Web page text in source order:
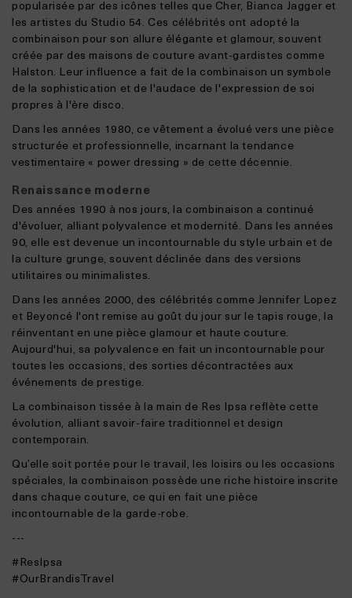
popularisée par des icônes telles que Cher, Bianca Jagger et
les artistes du Studio 54. Ces célébrités ont adopté la
combinaison pour son allure élégante et glamour, souvent
créée par des maisons de couture avant-gardistes comme
Halston. Leur influence a fait de la combinaison un symbole
de la sophistication et de l'audace de l'expression de soi
propres à l'ère disco.
Dans
les années 1980, ce vêtement a évolué vers une pièce
structurée et professionnelle, incarnant la tendance
vestimentaire « power dressing » de cette décennie.
Renaissance moderne
Des années 1990 à nos jours, la combinaison a continué
d'évoluer, alliant polyvalence et modernité. Dans les années
90, elle est devenue un incontournable du style urbain et de
la culture grunge, souvent déclinée dans des versions
utilitaires ou minimalistes.
Dans les années 2000, des célébrités comme Jennifer Lopez
et Beyoncé l'ont remise au goût du jour sur le tapis rouge, la
réinventant en une pièce glamour et haute couture.
Aujourd'hui, sa polyvalence en fait un incontournable pour
toutes les occasions, des sorties décontractées aux
événements de prestige.
La combinaison tissée à la main de Res Ipsa reflète cette
évolution, alliant savoir-faire traditionnel et design
contemporain.
Qu’elle soit portée pour le travail, les loisirs ou les occasions
spéciales, la combinaison possède une riche histoire inscrite
dans chaque couture, ce qui en fait une pièce
incontournable de la garde-robe.
---
#ResIpsa
#OurBrandisTravel